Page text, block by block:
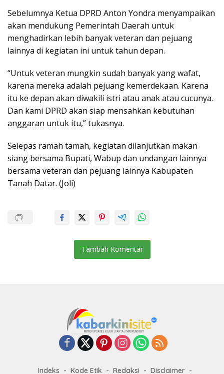
Sebelumnya Ketua DPRD Anton Yondra menyampaikan
akan mendukung Pemerintah Daerah untuk
menghadirkan lebih banyak veteran dan pejuang
lainnya di kegiatan ini untuk tahun depan.
“Untuk veteran mungkin sudah banyak yang wafat,
karena mereka adalah pejuang kemerdekaan. Karena
itu ke depan akan diwakili istri atau anak atau cucunya.
Dan kami DPRD akan siap mensahkan kebutuhan
anggaran untuk itu,” tukasnya.
Selepas ramah tamah, kegiatan dilanjutkan makan
siang bersama Bupati, Wabup dan undangan lainnya
bersama veteran dan pejuang lainnya Kabupaten
Tanah Datar. (Joli)
Tambah Komentar
Indeks Kode Etik Redaksi Disclaimer